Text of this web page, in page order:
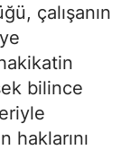
çalışanın
bilince
haklarını